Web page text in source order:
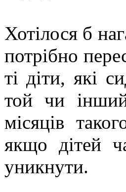
Хотілося б
потрібно
ті діти, які
той чи
місяців
якщо дітей
уникнути.